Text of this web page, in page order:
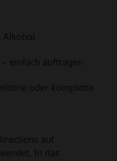
einfach auftragen
oder komplette
auf
In das